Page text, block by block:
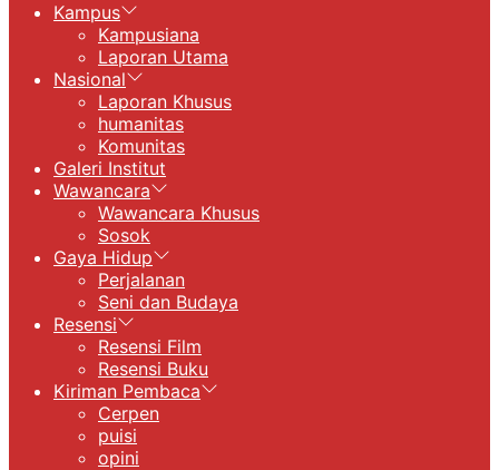
Kampus
Kampusiana
Laporan Utama
Nasional
Laporan Khusus
humanitas
Komunitas
Galeri Institut
Wawancara
Wawancara Khusus
Sosok
Gaya Hidup
Perjalanan
Seni dan Budaya
Resensi
Resensi Film
Resensi Buku
Kiriman Pembaca
Cerpen
puisi
opini